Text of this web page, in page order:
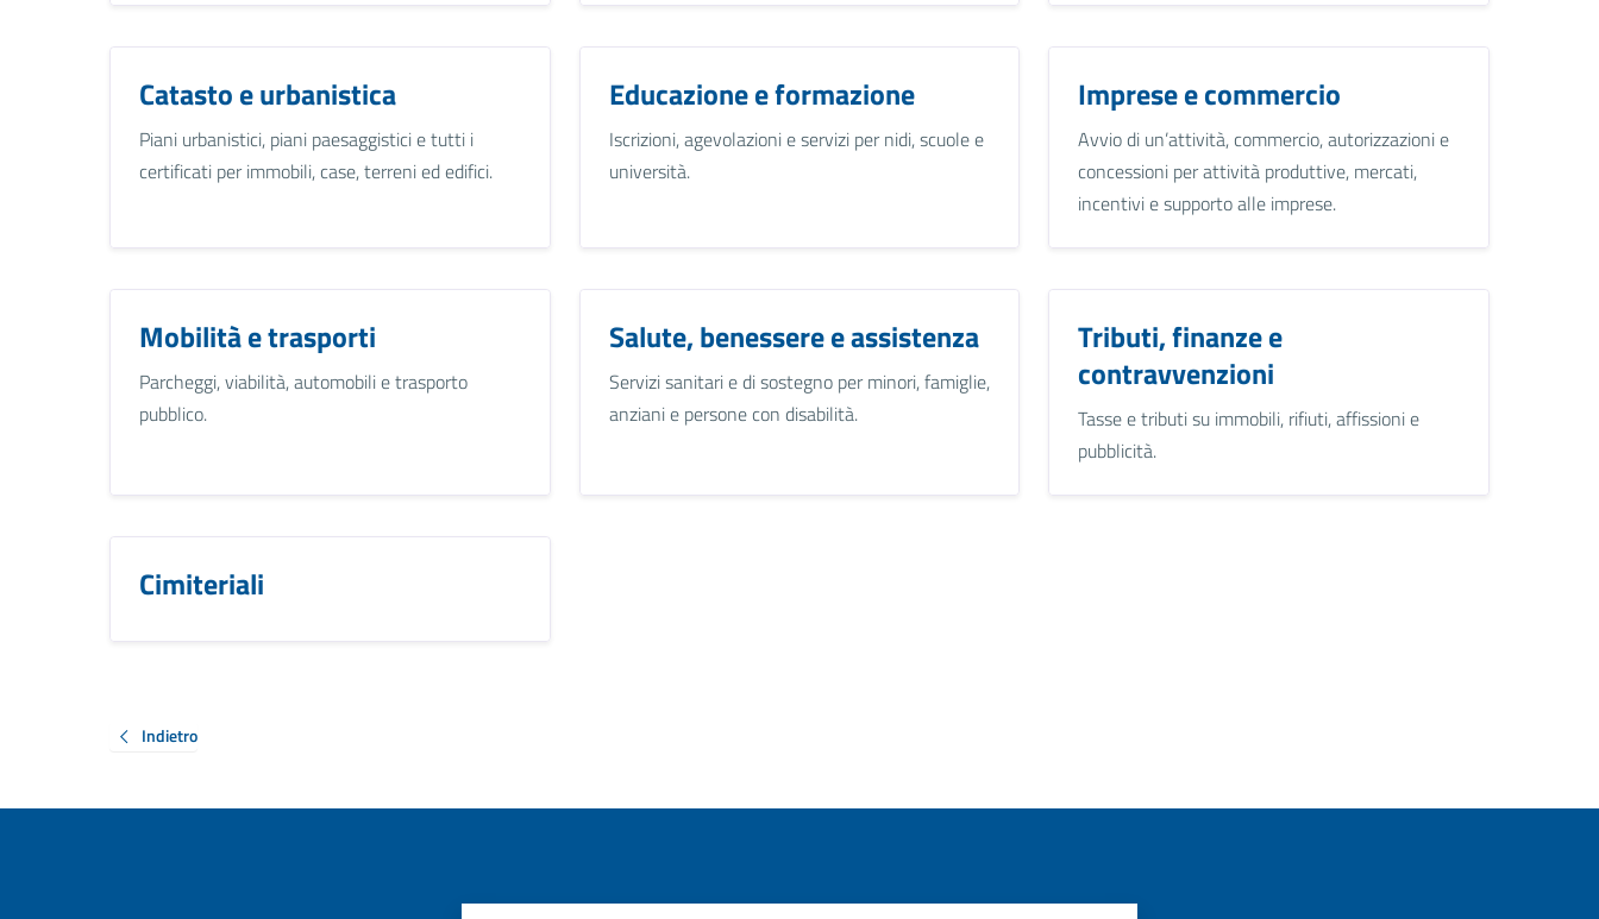
Catasto e urbanistica
Piani urbanistici, piani paesaggistici e tutti i
certificati per immobili, case, terreni ed edifici.
Educazione e formazione
Iscrizioni, agevolazioni e servizi per nidi, scuole e
università.
Imprese e commercio
Avvio di un’attività, commercio, autorizzazioni e
concessioni per attività produttive, mercati,
incentivi e supporto alle imprese.
Mobilità e trasporti
Parcheggi, viabilità, automobili e trasporto
pubblico.
Salute, benessere e assistenza
Servizi sanitari e di sostegno per minori, famiglie,
anziani e persone con disabilità.
Tributi, finanze e
contravvenzioni
Tasse e tributi su immobili, rifiuti, affissioni e
pubblicità.
Cimiteriali
Indietro